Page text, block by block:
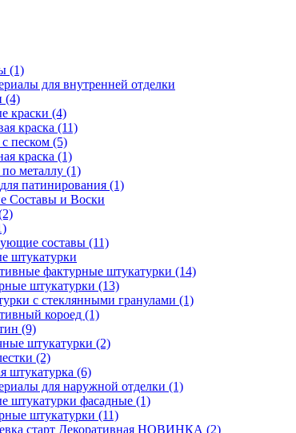
(1)
для внутренней отделки
(4)
краски (4)
краска (11)
песком (5)
краска (1)
металлу (1)
патинирования (1)
Составы и Воски
составы (11)
штукатурки
фактурные штукатурки (14)
штукатурки (13)
с стеклянными гранулами (1)
короед (1)
(9)
штукатурки (2)
(2)
штукатурка (6)
для наружной отделки (1)
штукатурки фасадные (1)
штукатурки (11)
старт Декоративная НОВИНКА (2)